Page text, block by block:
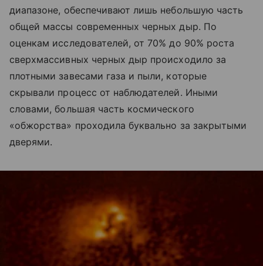
диапазоне, обеспечивают лишь небольшую часть
общей массы современных черных дыр. По
оценкам исследователей, от 70% до 90% роста
сверхмассивных черных дыр происходило за
плотными завесами газа и пыли, которые
скрывали процесс от наблюдателей. Иными
словами, большая часть космического
«обжорства» проходила буквально за закрытыми
дверями.